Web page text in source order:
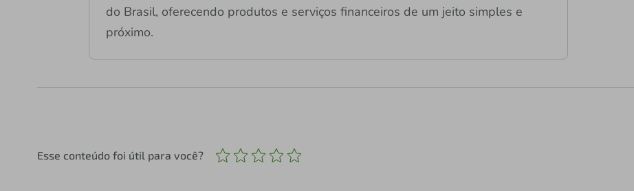
do Brasil, oferecendo produtos e serviços financeiros de um jeito simples e
próximo.
Esse conteúdo foi útil para você?